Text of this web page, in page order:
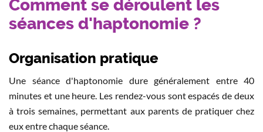
Comment se déroulent les
séances d'haptonomie ?
Organisation pratique
Une séance d'haptonomie dure généralement entre 40
minutes et une heure. Les rendez-vous sont espacés de deux
à trois semaines, permettant aux parents de pratiquer chez
eux entre chaque séance.